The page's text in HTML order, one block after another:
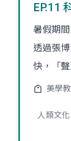
EP.11
暑假期
透過張
快，「
美學
人類文化